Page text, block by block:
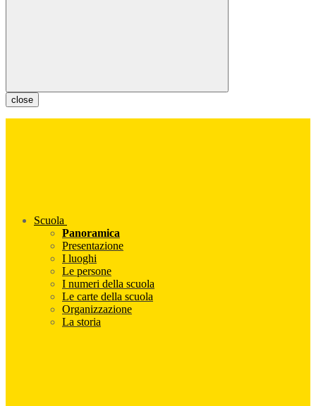
close
Scuola
Panoramica
Presentazione
I luoghi
Le persone
I numeri della scuola
Le carte della scuola
Organizzazione
La storia